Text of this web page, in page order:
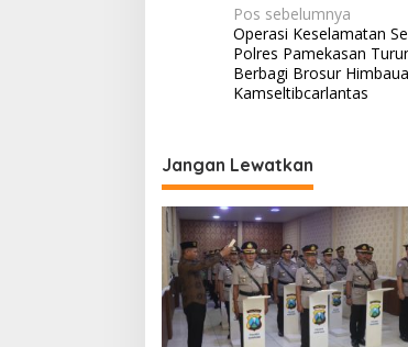
N
a
v
a
s
i
p
o
s
Pos sebelumnya
Operasi Keselamatan
Polres Pamekasan
Berbagi Brosur
Kamseltibcarlantas
Jangan Lewatkan